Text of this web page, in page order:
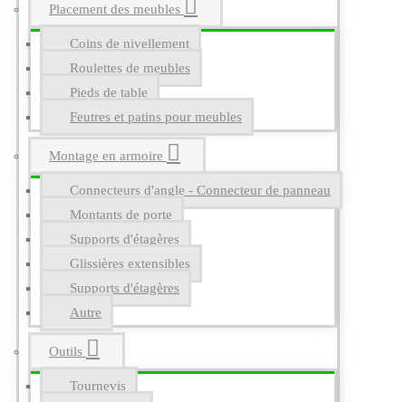
Placement des meubles
Coins de nivellement
Roulettes de meubles
Pieds de table
Feutres et patins pour meubles
Montage en armoire
Connecteurs d'angle - Connecteur de panneau
Montants de porte
Supports d'étagères
Glissières extensibles
Supports d'étagères
Autre
Outils
Tournevis